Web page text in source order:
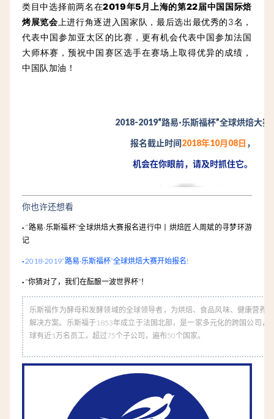
类目中选择前两名在2019年5月上海的第22届中国国际焙
烤展览会 上进行角逐进入国家队，最后选出最优秀的3名，
代表中国参加亚太区的比赛，更有机会代表中国参加法国
大师杯赛，预祝中国赛区选手在赛场上取得优异的成绩，
中国队加油！
2018-2019“路易·乐斯福杯”全球烘焙大赛
报名截止时间2018年10月08日 ，
机会在你眼前，请及时抓住它。
你也许还想看
· “路易·乐斯福杯”全球烘焙大赛报名进行中丨烘焙匠人周斌的寻梦环游
记
· 2018-2019“路易·乐斯福杯”全球烘焙大赛开始报名!
· “你猜对了，我们在酝酿一波世界杯”！
乐斯福作为酵母和发酵领域的全球领导者，为烘焙、食品风味、健康营养
解决方案。乐斯福于1853年成立于法国北部，是一家多元化的跨国公司，
球有近1万名员工，超过75个子公司，遍布50个国家。